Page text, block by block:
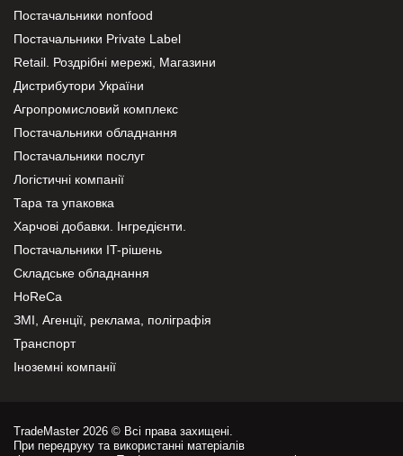
Постачальники nonfood
Постачальники Private Label
Retail. Роздрібні мережі, Магазини
Дистрибутори України
Агропромисловий комплекс
Постачальники обладнання
Постачальники послуг
Логістичні компанії
Тара та упаковка
Харчові добавки. Інгредієнти.
Постачальники IT-рішень
Складське обладнання
HoReCa
ЗМІ, Агенції, реклама, поліграфія
Транспорт
Іноземні компанії
TradeMaster 2026 © Всі права захищені.
При передруку та використанні матеріалів